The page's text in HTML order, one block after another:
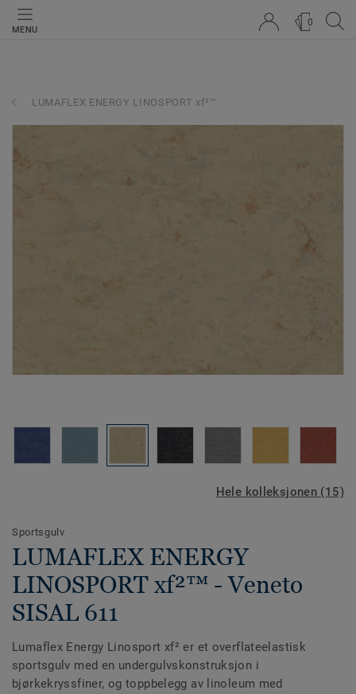
MENU
0
LUMAFLEX ENERGY LINOSPORT xf²™
Hele kolleksjonen (15)
Sportsgulv
LUMAFLEX ENERGY
LINOSPORT xf²™ - Veneto
SISAL 611
Lumaflex Energy Linosport xf² er et overflateelastisk
sportsgulv med en undergulvskonstruksjon i
bjørkekryssfiner, og toppbelegg av linoleum med